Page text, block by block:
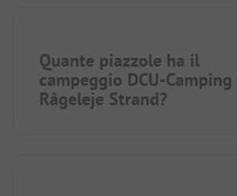
Quante piazzole ha il
campeggio DCU-Camping
Rågeleje Strand?